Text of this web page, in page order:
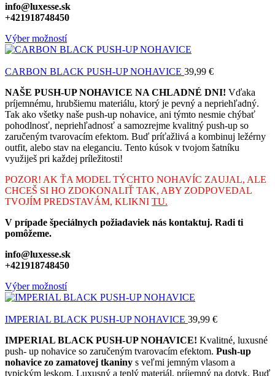
info@luxesse.sk
+421918748450
Výber možností
CARBON BLACK PUSH-UP NOHAVICE 39,99 €
NAŠE PUSH-UP NOHAVICE NA CHLADNÉ DNI! Vďaka
príjemnému, hrubšiemu materiálu, ktorý je pevný a nepriehľadný.
Tak ako všetky naše push-up nohavice, ani týmto nesmie chýbať
pohodlnosť, nepriehľadnosť a samozrejme kvalitný push-up so
zaručeným tvarovacím efektom. Buď príťažlivá a kombinuj ležérny
outfit, alebo stav na eleganciu. Tento kúsok v tvojom šatníku
využiješ pri každej príležitosti!
POZOR! AK ŤA MODEL TÝCHTO NOHAVÍC ZAUJAL, ALE
CHCEŠ SI HO ZDOKONALIŤ TAK, ABY ZODPOVEDAL
TVOJÍM PREDSTAVÁM, KLIKNI TU.
V prípade špeciálnych požiadaviek nás kontaktuj. Radi ti
pomôžeme.
info@luxesse.sk
+421918748450
Výber možností
IMPERIAL BLACK PUSH-UP NOHAVICE 39,99 €
IMPERIAL BLACK PUSH-UP NOHAVICE! Kvalitné, luxusné
push- up nohavice so zaručeným tvarovacím efektom. Push-up
nohavice zo zamatovej tkaniny s veľmi jemným vlasom a
typickým leskom. Luxusný a teplý materiál, príjemný na dotyk. Buď